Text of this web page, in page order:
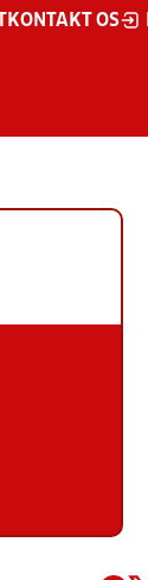
KONTAKT OS